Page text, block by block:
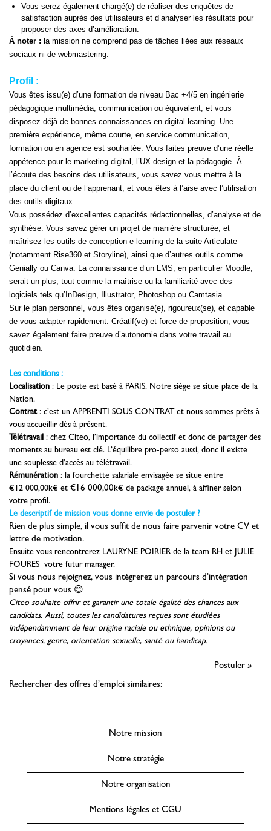
Vous serez également chargé(e) de réaliser des enquêtes de
satisfaction auprès des utilisateurs et d’analyser les résultats pour
proposer des axes d’amélioration.
À noter : la mission ne comprend pas de tâches liées aux réseaux
sociaux ni de webmastering.
Profil :
Vous êtes issu(e) d’une formation de niveau Bac +4/5 en ingénierie
pédagogique multimédia, communication ou équivalent, et vous
disposez déjà de bonnes connaissances en digital learning. Une
première expérience, même courte, en service communication,
formation ou en agence est souhaitée. Vous faites preuve d’une réelle
appétence pour le marketing digital, l’UX design et la pédagogie. À
l’écoute des besoins des utilisateurs, vous savez vous mettre à la
place du client ou de l’apprenant, et vous êtes à l’aise avec l’utilisation
des outils digitaux.
Vous possédez d’excellentes capacités rédactionnelles, d’analyse et de
synthèse. Vous savez gérer un projet de manière structurée, et
maîtrisez les outils de conception e-learning de la suite Articulate
(notamment Rise360 et Storyline), ainsi que d’autres outils comme
Genially ou Canva. La connaissance d’un LMS, en particulier Moodle,
serait un plus, tout comme la maîtrise ou la familiarité avec des
logiciels tels qu’InDesign, Illustrator, Photoshop ou Camtasia.
Sur le plan personnel, vous êtes organisé(e), rigoureux(se), et capable
de vous adapter rapidement. Créatif(ve) et force de proposition, vous
savez également faire preuve d’autonomie dans votre travail au
quotidien.
Les conditions :
Localisation : Le poste est basé à PARIS. Notre siège se situe place de la
Nation.
Contrat : c’est un APPRENTI SOUS CONTRAT et nous sommes prêts à
vous accueillir dès à présent.
Télétravail : chez Citeo, l’importance du collectif et donc de partager des
moments au bureau est clé. L’équilibre pro-perso aussi, donc il existe
une souplesse d’accès au télétravail.
Rémunération : la fourchette salariale envisagée se situe entre
€12 000,00k€ et €16 000,00k€ de package annuel, à affiner selon
votre profil.
Le descriptif de mission vous donne envie de postuler ?
Rien de plus simple, il vous suffit de nous faire parvenir votre CV et
lettre de motivation.
Ensuite vous rencontrerez LAURYNE POIRIERde la team RH et JULIE
FOURES votre futur manager.
Si vous nous rejoignez, vous intégrerez un parcours d’intégration
pensé pour vous 😊
Citeo souhaite offrir et garantir une totale égalité des chances aux
candidats. Aussi, toutes les candidatures reçues sont étudiées
indépendamment de leur origine raciale ou ethnique, opinions ou
croyances, genre, orientation sexuelle, santé ou handicap.
Postuler »
Rechercher des offres d’emploi similaires:
Notre mission
Notre stratégie
Notre organisation
Mentions légales et CGU